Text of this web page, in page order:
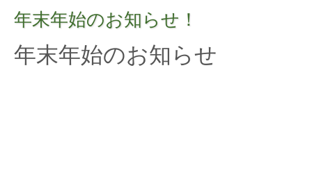
年末年始のお知らせ！
年末年始のお知らせ